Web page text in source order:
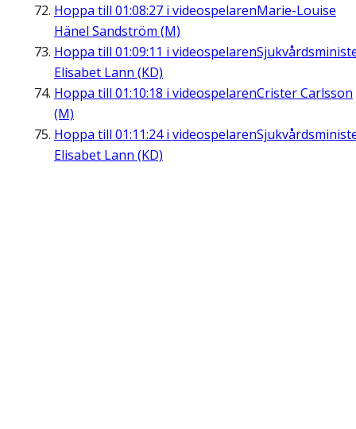
Hoppa till 01:08:27 i videospelarenMarie-Louise
Hänel Sandström (M)
Hoppa till 01:09:11 i videospelaren
Elisabet Lann (KD)
Hoppa till 01:10:18 i videospelarenCrister Carlsson
(M)
Hoppa till 01:11:24i videospelaren
Elisabet Lann (KD)